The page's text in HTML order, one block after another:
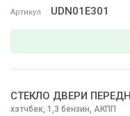
Артикул UDN01E301
СТЕКЛО ДВЕРИ
хэтчбек, 1,3 бензин, АКПП